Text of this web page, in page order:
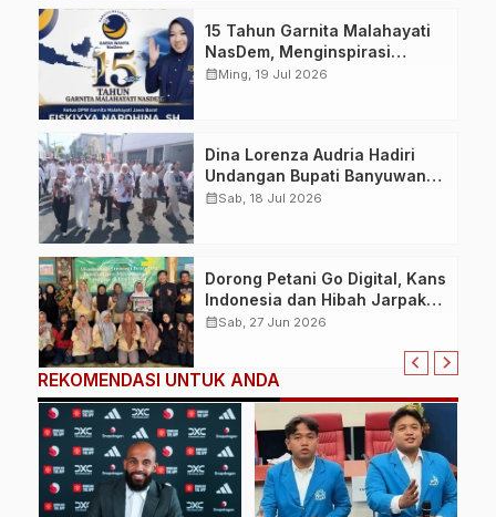
15 Tahun Garnita Malahayati
NasDem, Menginspirasi
Perempuan Memimpin
calendar_monthMing, 19 Jul 2026
Dina Lorenza Audria Hadiri
Undangan Bupati Banyuwangi,
Saksikan Banyuwangi Ethno
calendar_monthSab, 18 Jul 2026
Dorong Petani Go Digital, Kans
Indonesia dan Hibah Jarpak
Gita Pertiwi Gelar Pelatihan
calendar_monthSab, 27 Jun 2026
REKOMENDASI UNTUK ANDA